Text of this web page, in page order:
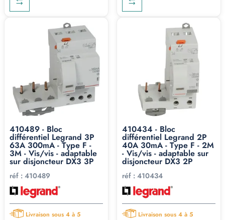
410489 - Bloc
différentiel Legrand 3P
63A 300mA - Type F -
3M - Vis/vis - adaptable
sur disjoncteur DX3 3P
réf : 410489
Livraison sous 4 à 5
410434 - Bloc
différentiel Legrand 2P
40A 30mA - Type F - 2M
- Vis/vis - adaptable sur
disjoncteur DX3 2P
réf : 410434
Livraison sous 4 à 5